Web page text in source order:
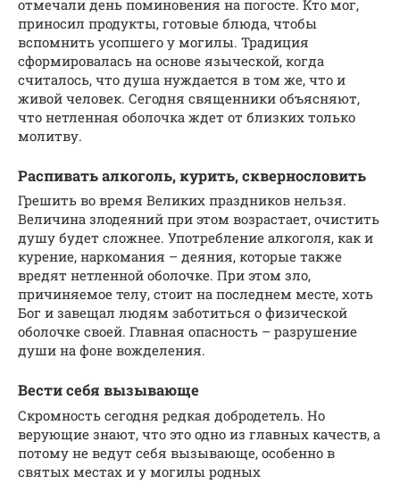
отмечали день поминовения на погосте. Кто мог,
приносил продукты, готовые блюда, чтобы
вспомнить усопшего у могилы. Традиция
сформировалась на основе языческой, когда
считалось, что душа нуждается в том же, что и
живой человек. Сегодня священники объясняют,
что нетленная оболочка ждет от близких только
молитву.
Распивать алкоголь, курить, сквернословить
Грешить во время Великих праздников нельзя.
Величина злодеяний при этом возрастает, очистить
душу будет сложнее. Употребление алкоголя, как и
курение, наркомания – деяния, которые также
вредят нетленной оболочке. При этом зло,
причиняемое телу, стоит на последнем месте, хоть
Бог и завещал людям заботиться о физической
оболочке своей. Главная опасность – разрушение
души на фоне вожделения.
Вести себя вызывающе
Скромность сегодня редкая добродетель. Но
верующие знают, что это одно из главных качеств, а
потому не ведут себя вызывающе, особенно в
святых местах и у могилы родных